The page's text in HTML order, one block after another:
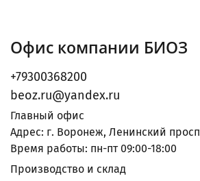
Офис компании БИОЗ
+79300368200
beoz.ru@yandex.ru
Главный офис
Адрес: г. Воронеж, Ленинский
Время работы: пн-пт 09:00-18:00
Производство и склад